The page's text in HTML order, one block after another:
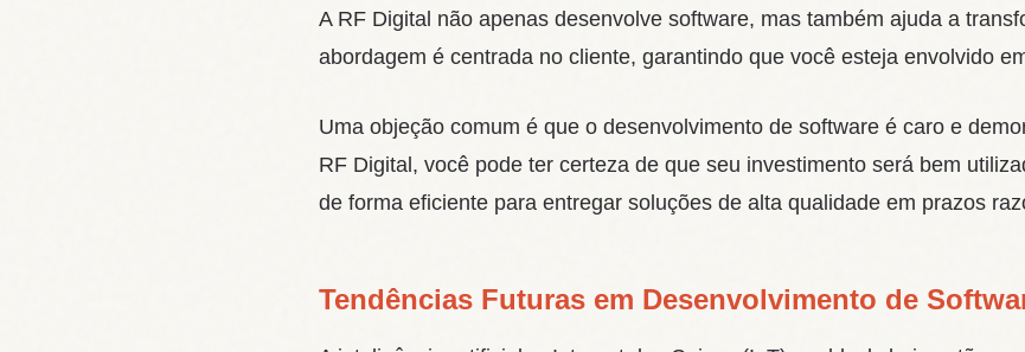
A RF Digital não apenas desenvolve software, mas também ajuda a
abordagem é centrada no cliente, garantindo que você esteja envolvido
Uma objeção comum é que o desenvolvimento de software é caro e
RF Digital, você pode ter certeza de que seu investimento será bem
de forma eficiente para entregar soluções de alta qualidade em prazos
Tendências Futuras em Desenvolvimento de